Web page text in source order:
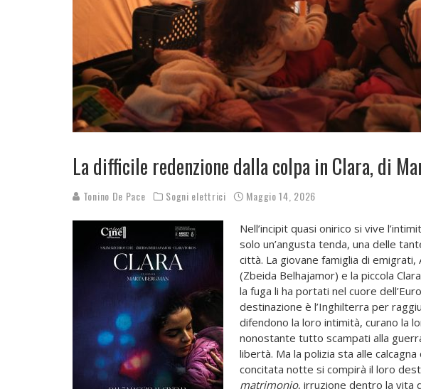
La difficile redenzione dalla colpa in Clara, di
Tonino De Pace Sogni elettrici Maggio 14, 2026
Nell’incipit quasi onirico si vive
solo un’angusta tenda, una delle
città. La giovane famiglia di emigrati,
(Zbeida Belhajamor) e la piccola
la fuga li ha portati nel cuore
destinazione è l’Inghilterra per
difendono la loro intimità, curano la
nonostante tutto scampati alla
libertà. Ma la polizia sta alle
concitata notte si compirà il loro
matrimonio, irruzione dentro la vita